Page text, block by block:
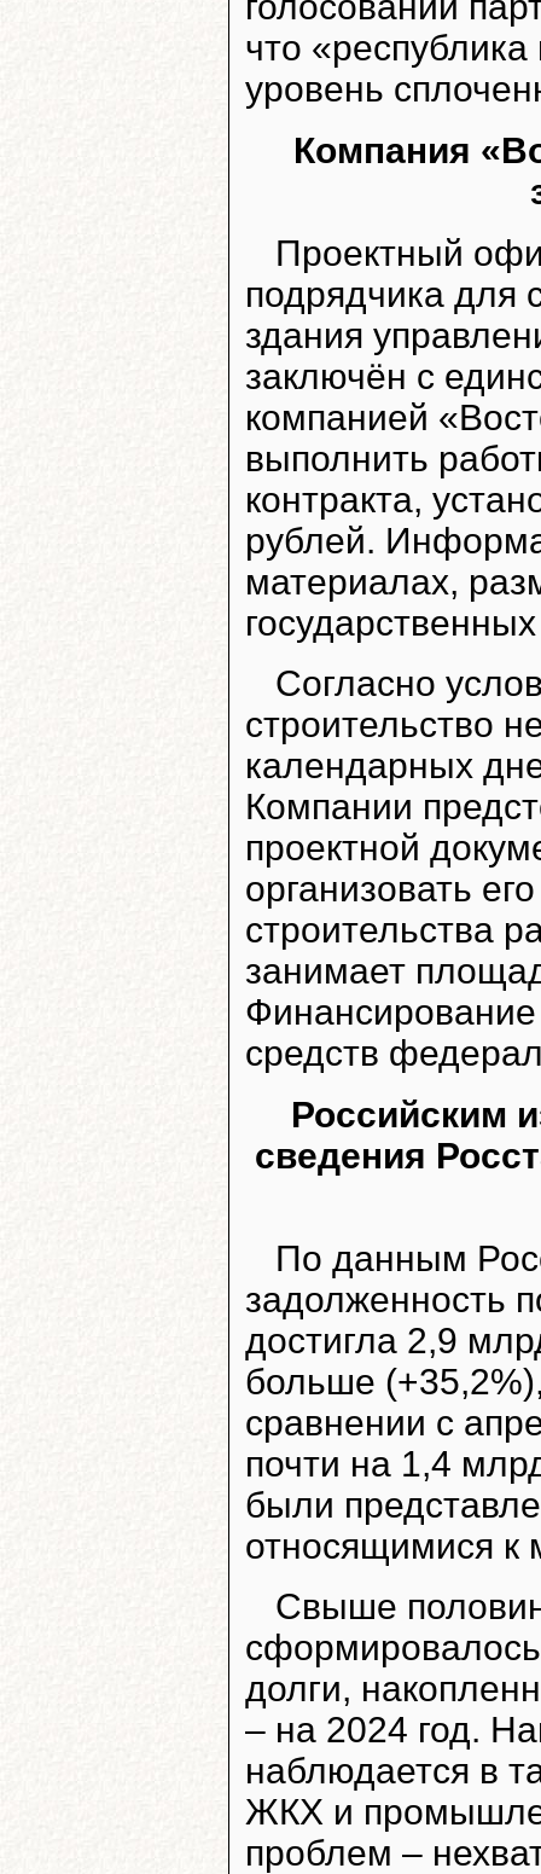
что
уровень
Компания
Проектный
подрядчика для
здания
заключён с
компанией
выполнить
контракта,
рублей.
материалах,
Согласно
строительство
календарных
Компании
проектной
организовать
строительства
занимает
Финансирование
средств
Российским
сведения
По данным
задолженность
достигла 2,9
больше
сравнении с
почти на 1,4
были
относящимися к
Свыше
сформировалось
долги,
– на 2024 год.
наблюдается в
ЖКХ и
проблем –